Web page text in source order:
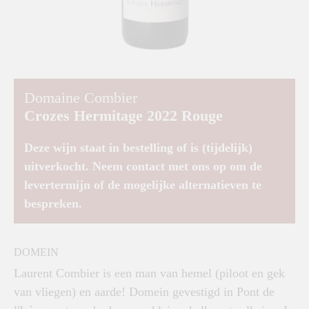
Domaine Combier
Crozes Hermitage 2022 Rouge
Deze wijn staat in bestelling of is (tijdelijk)
uitverkocht. Neem contact met ons op om de
levertermijn of de mogelijke alternatieven te
bespreken.
DOMEIN
Laurent Combier is een man van hemel (piloot en gek
van vliegen) en aarde! Domein gevestigd in Pont de